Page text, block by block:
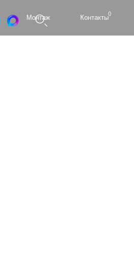
Контакты